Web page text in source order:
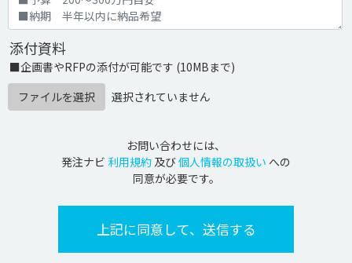
添付資料
■企画書やRFPの添付が可能です (10MBまで)
ファイルを選択
選択されていません
お問い合わせには、
発注ナビ 利用規約 及び個人情報の取扱い への
同意が必要です。